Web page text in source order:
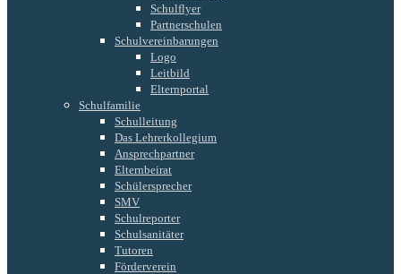
Schulflyer
Partnerschulen
Schulvereinbarungen
Logo
Leitbild
Elternportal
Schulfamilie
Schulleitung
Das Lehrerkollegium
Ansprechpartner
Elternbeirat
Schülersprecher
SMV
Schulreporter
Schulsanitäter
Tutoren
Förderverein